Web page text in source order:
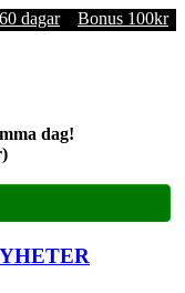
dagar Bonus 100kr
dag!